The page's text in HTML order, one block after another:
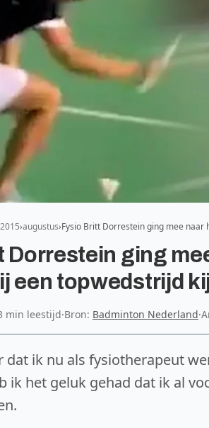
2015 augustus Fysio Britt Dorrestein ging mee naar
Dorrestein ging
een topwedstrijd
min leestijd·Bron: Badminton Nederland·
dat ik nu als fysiotherapeut
ik het geluk gehad dat ik al